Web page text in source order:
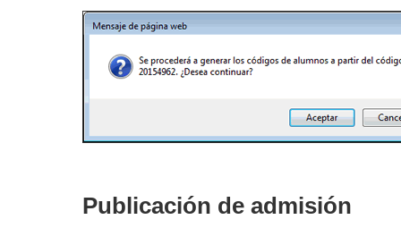
Publicación de admisión